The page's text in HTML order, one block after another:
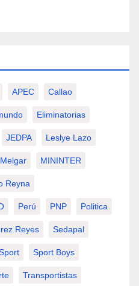
APEC Callao
Eliminatorias
JEDPA Leslye Lazo
Melgar MININTER
Reyna
Perú PNP Politica
Reyes Sedapal
Sport Boys
Transportistas